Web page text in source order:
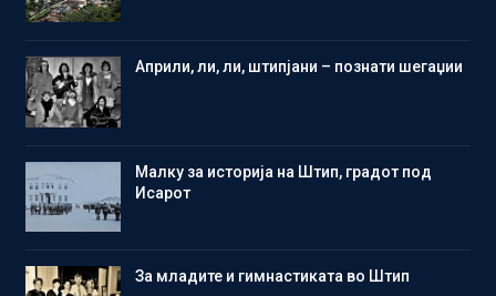
Aприли, ли, ли, штипјани – познати шегаџии
Малку за историја на Штип, градот под
Исарот
Зa младите и гимнастиката во Штип